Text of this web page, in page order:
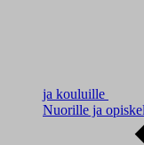
ja kouluille
Nuorille ja